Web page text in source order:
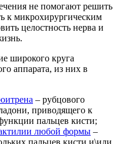
не помогают решить
к микрохирургическим
целостность нерва и
широкого круга
аппарата, из них в
– рубцового
приводящего к
пальцев кисти;
любой формы –
пальцев кисти и\или